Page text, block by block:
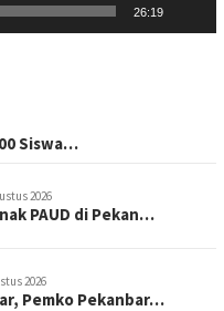
26:19
Siswa…
2026
PAUD di Pekan…
2026
Pemko Pekanbar…